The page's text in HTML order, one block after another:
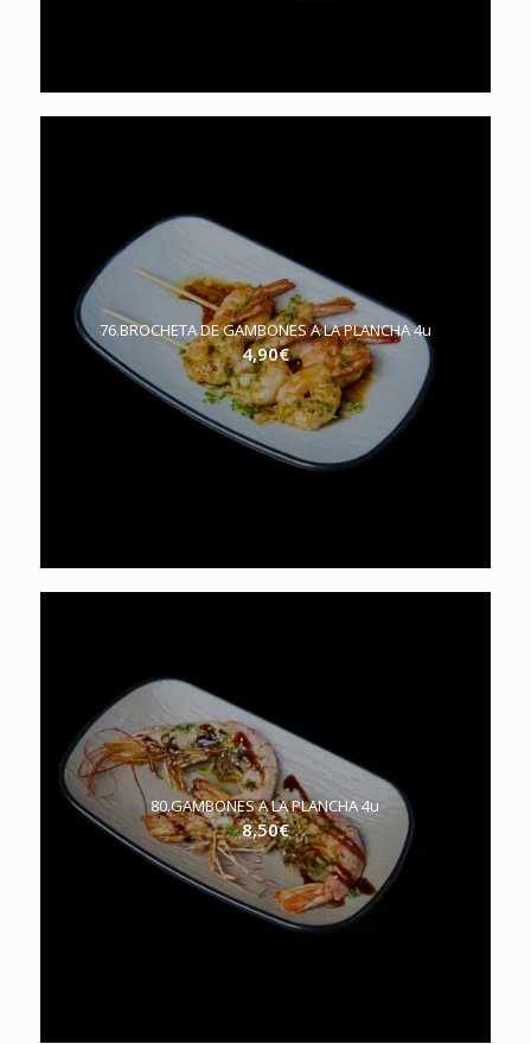
76.BROCHETA DE GAMBONES A LA PLANCHA 4u
4,90€
80.GAMBONES A LA PLANCHA 4u
8,50€